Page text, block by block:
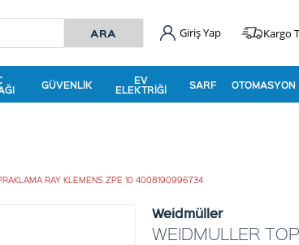
Giriş Yap Kargo
GÜVENLIK EV
ELEKTRIĞI SARF OTOMASYON
RAY KLEMENS ZPE 10 4008190996734
Weidmüller
WEIDMULLER